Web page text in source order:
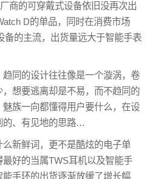
的可穿戴式设备依旧没再次出
D的单品，同时在消费市场
备的主流，出货量远大于智能手表
同的设计往往像是一个漩涡，卷
想要逃离却是不易，而不趋同的
族一向都懂得用户要什么，在设
的、有见地的思路…
新鲜词，更不是酷炫的电子单
好的当属TWS耳机以及智能手
手环的出货逐渐放缓了增长幅